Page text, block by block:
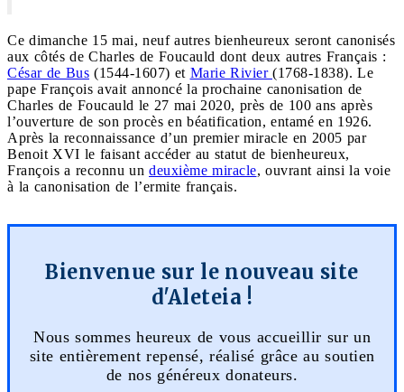
Ce dimanche 15 mai, neuf autres bienheureux seront canonisés
aux côtés de Charles de Foucauld dont deux autres Français :
César de Bus (1544-1607) et Marie Rivier (1768-1838). Le
pape François avait annoncé la prochaine canonisation de
Charles de Foucauld le 27 mai 2020, près de 100 ans après
l’ouverture de son procès en béatification, entamé en 1926.
Après la reconnaissance d’un premier miracle en 2005 par
Benoit XVI le faisant accéder au statut de bienheureux,
François a reconnu un deuxième miracle, ouvrant ainsi la voie
à la canonisation de l’ermite français.
Bienvenue sur le nouveau site
d'Aleteia !
Nous sommes heureux de vous accueillir sur un
site entièrement repensé, réalisé grâce au soutien
de nos généreux donateurs.